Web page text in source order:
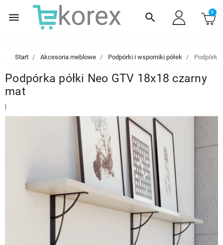
menu search 0
Start Akcesoria meblowe Podpórki i wsporniki półek Podpórka
Podpórka półki Neo GTV 18x18 czarny
mat
|